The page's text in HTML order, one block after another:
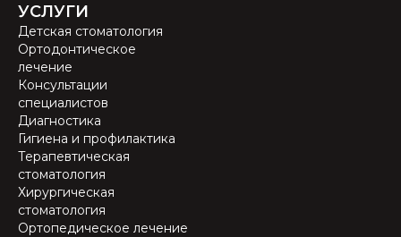
УСЛУГИ
Детская стоматология
Ортодонтическое
лечение
Консультации
специалистов
Диагностика
Гигиена и профилактика
Терапевтическая
стоматология
Хирургическая
стоматология
Ортопедическое лечение